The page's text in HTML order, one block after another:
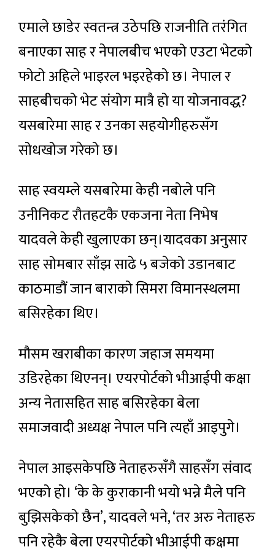
एमाले छाडेर स्वतन्त्र उठेपछि राजनीति तरंगित
बनाएका साह र नेपालबीच भएको एउटा भेटको
फोटो अहिले भाइरल भइरहेको छ। नेपाल र
साहबीचको भेट संयोग मात्रै हो या योजनावद्ध?
यसबारेमा साह र उनका सहयोगीहरुसँग
सोधखोज गरेको छ।
साह स्वयम्ले यसबारेमा केही नबोले पनि
उनीनिकट रौतहटकै एकजना नेता निभेष
यादवले केही खुलाएका छन्।यादवका अनुसार
साह सोमबार साँझ साढे ५ बजेको उडानबाट
काठमाडौं जान बाराको सिमरा विमानस्थलमा
बसिरहेका थिए।
मौसम खराबीका कारण जहाज समयमा
उडिरहेका थिएनन्। एयरपोर्टको भीआईपी कक्षा
अन्य नेतासहित साह बसिरहेका बेला
समाजवादी अध्यक्ष नेपाल पनि त्यहाँ आइपुगे।
नेपाल आइसकेपछि नेताहरुसँगै साहसँग संवाद
भएको हो। ‘के के कुराकानी भयो भन्ने मैले पनि
बुझिसकेको छैन’, यादवले भने, ‘तर अरु नेताहरु
पनि रहेकै बेला एयरपोर्टको भीआईपी कक्षमा